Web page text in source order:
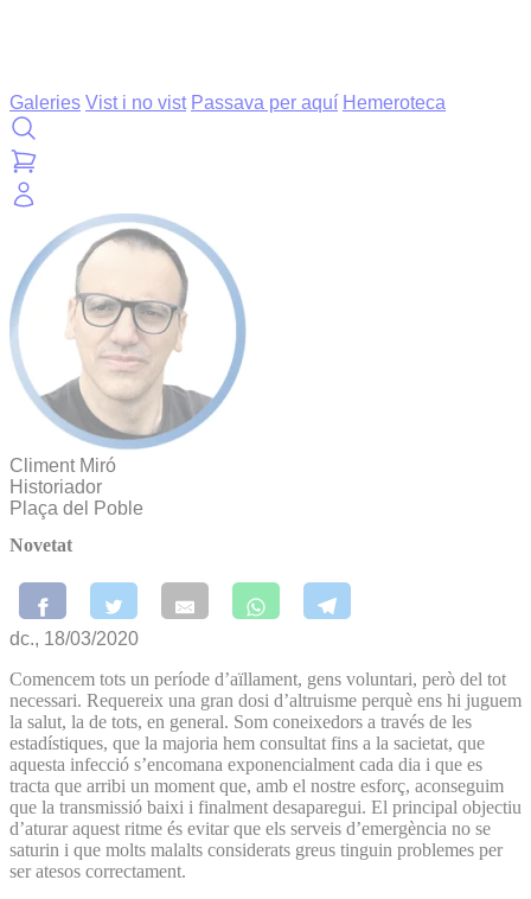
Galeries Vist i no vist Passava per aquí Hemeroteca
Climent Miró
Historiador
Plaça del Poble
Novetat
dc., 18/03/2020
Comencem tots un període d’aïllament, gens voluntari, però del tot
necessari. Requereix una gran dosi d’altruisme perquè ens hi juguem
la salut, la de tots, en general. Som coneixedors a través de les
estadístiques, que la majoria hem consultat fins a la sacietat, que
aquesta infecció s’encomana exponencialment cada dia i que es
tracta que arribi un moment que, amb el nostre esforç, aconseguim
que la transmissió baixi i finalment desaparegui. El principal objectiu
d’aturar aquest ritme és evitar que els serveis d’emergència no se
saturin i que molts malalts considerats greus tinguin problemes per
ser atesos correctament.